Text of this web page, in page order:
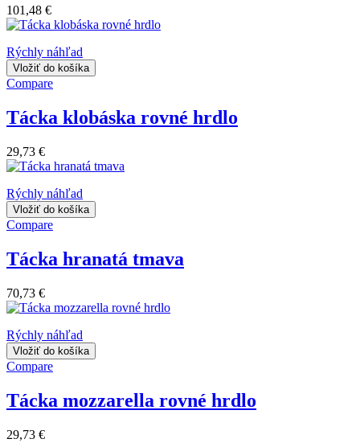
101,48 €
Rýchly náhľad
Vložiť do košíka
Compare
Tácka klobáska rovné hrdlo
29,73 €
Rýchly náhľad
Vložiť do košíka
Compare
Tácka hranatá tmava
70,73 €
Rýchly náhľad
Vložiť do košíka
Compare
Tácka mozzarella rovné hrdlo
29,73 €